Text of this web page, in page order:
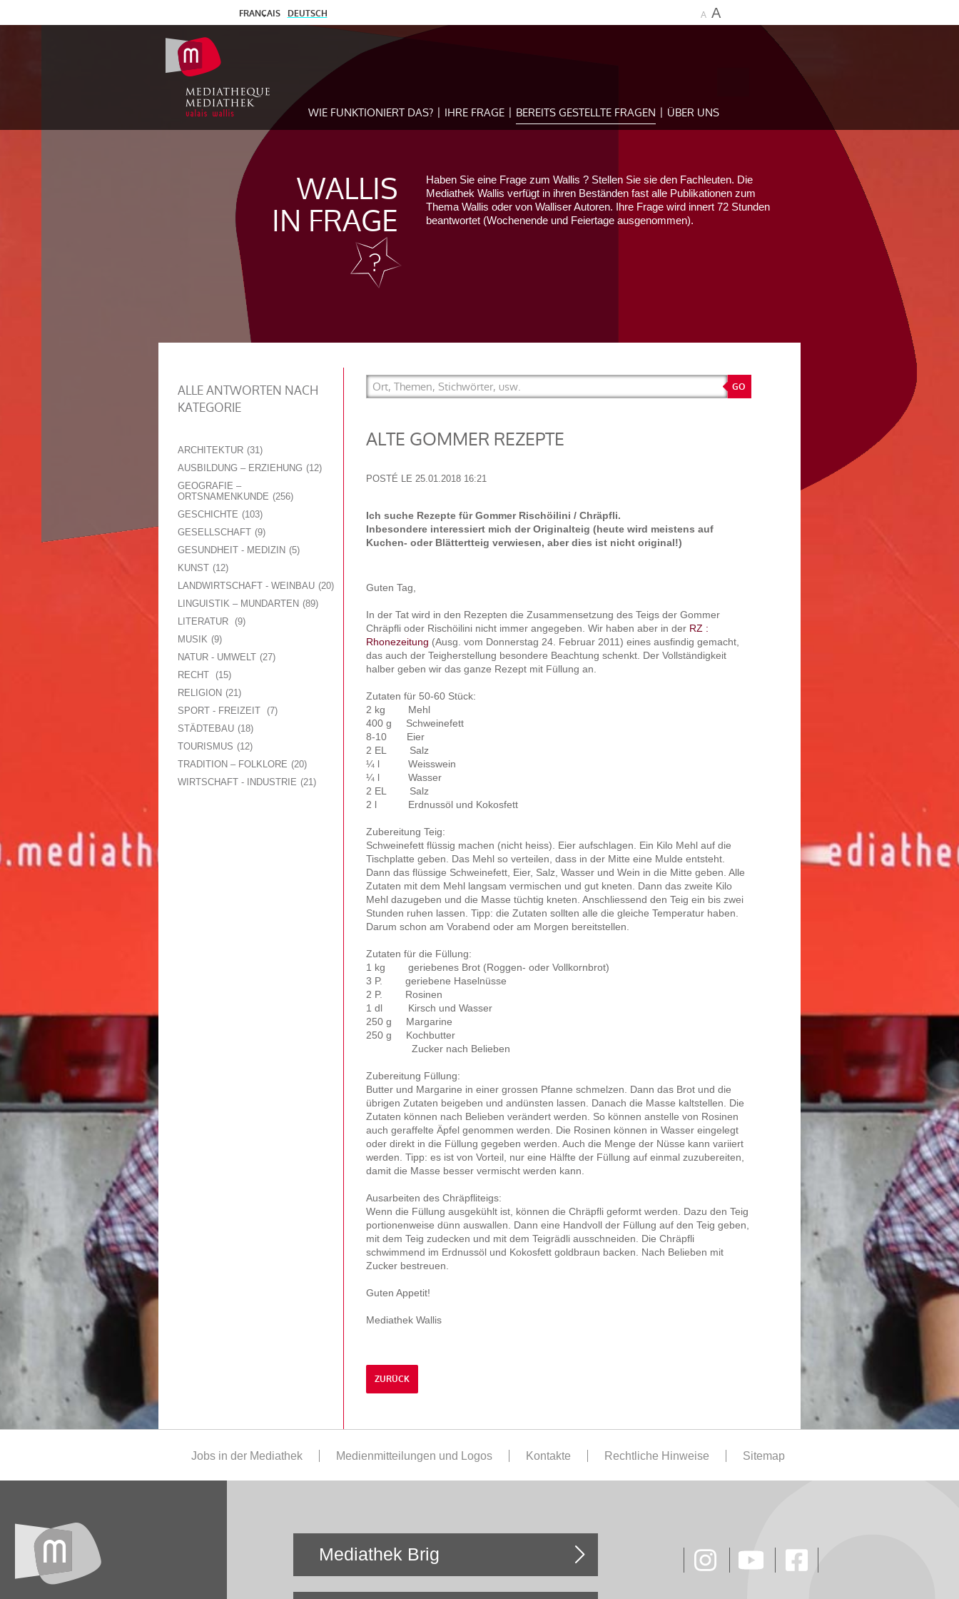
FRANÇAIS DEUTSCH A A
WIE FUNKTIONIERT DAS? IHRE FRAGE BEREITS GESTELLTE FRAGEN ÜBER UNS
WALLIS
IN FRAGE
Haben Sie eine Frage zum Wallis ? Stellen Sie sie den Fachleuten. Die
Mediathek Wallis verfügt in ihren Beständen fast alle Publikationen zum
Thema Wallis oder von Walliser Autoren. Ihre Frage wird innert 72 Stunden
beantwortet (Wochenende und Feiertage ausgenommen).
ALLE ANTWORTEN NACH
KATEGORIE
ARCHITEKTUR 31
AUSBILDUNG – ERZIEHUNG
12
GEOGRAFIE –
ORTSNAMENKUNDE
256
GESCHICHTE
103
GESELLSCHAFT 9
GESUNDHEIT - MEDIZIN
5
KUNST 12
LANDWIRTSCHAFT - WEINBAU 20
LINGUISTIK – MUNDARTEN
89
LITERATUR
9
MUSIK 9
NATUR - UMWELT 27
RECHT
15
RELIGION
21
SPORT - FREIZEIT
7
STÄDTEBAU 18
TOURISMUS
12
TRADITION – FOLKLORE
20
WIRTSCHAFT - INDUSTRIE
21
ALTE GOMMER REZEPTE
POSTÉ LE 25.01.2018 16:21
Ich suche Rezepte für Gommer Rischöilini / Chräpfli.
Inbesondere interessiert mich der Originalteig (heute wird meistens auf
Kuchen- oder Blättertteig verwiesen, aber dies ist nicht original!)
Guten Tag,
In der Tat wird in den Rezepten die Zusammensetzung des Teigs der Gommer
Chräpfli oder Rischöilini nicht immer angegeben. Wir haben aber in der RZ :
Rhonezeitung (Ausg. vom Donnerstag 24. Februar 2011) eines ausfindig gemacht,
das auch der Teigherstellung besondere Beachtung schenkt. Der Vollständigkeit
halber geben wir das ganze Rezept mit Füllung an.
Zutaten für 50-60 Stück:
2 kg Mehl
400 g Schweinefett
8-10 Eier
2 EL Salz
¼ l Weisswein
¼ l Wasser
2 EL Salz
2 l Erdnussöl und Kokosfett
Zubereitung Teig:
Schweinefett flüssig machen (nicht heiss). Eier aufschlagen. Ein Kilo Mehl auf die
Tischplatte geben. Das Mehl so verteilen, dass in der Mitte eine Mulde entsteht.
Dann das flüssige Schweinefett, Eier, Salz, Wasser und Wein in die Mitte geben. Alle
Zutaten mit dem Mehl langsam vermischen und gut kneten. Dann das zweite Kilo
Mehl dazugeben und die Masse tüchtig kneten. Anschliessend den Teig ein bis zwei
Stunden ruhen lassen. Tipp: die Zutaten sollten alle die gleiche Temperatur haben.
Darum schon am Vorabend oder am Morgen bereitstellen.
Zutaten für die Füllung:
1 kg geriebenes Brot (Roggen- oder Vollkornbrot)
3 P. geriebene Haselnüsse
2 P. Rosinen
1 dl Kirsch und Wasser
250 g Margarine
250 g Kochbutter
Zucker nach Belieben
Zubereitung Füllung:
Butter und Margarine in einer grossen Pfanne schmelzen. Dann das Brot und die
übrigen Zutaten beigeben und andünsten lassen. Danach die Masse kaltstellen. Die
Zutaten können nach Belieben verändert werden. So können anstelle von Rosinen
auch geraffelte Äpfel genommen werden. Die Rosinen können in Wasser eingelegt
oder direkt in die Füllung gegeben werden. Auch die Menge der Nüsse kann variiert
werden. Tipp: es ist von Vorteil, nur eine Hälfte der Füllung auf einmal zuzubereiten,
damit die Masse besser vermischt werden kann.
Ausarbeiten des Chräpfliteigs:
Wenn die Füllung ausgekühlt ist, können die Chräpfli geformt werden. Dazu den Teig
portionenweise dünn auswallen. Dann eine Handvoll der Füllung auf den Teig geben,
mit dem Teig zudecken und mit dem Teigrädli ausschneiden. Die Chräpfli
schwimmend im Erdnussöl und Kokosfett goldbraun backen. Nach Belieben mit
Zucker bestreuen.
Guten Appetit!
Mediathek Wallis
ZURÜCK
Jobs in der Mediathek Medienmitteilungen und Logos Kontakte Rechtliche Hinweise Sitemap
Mediathek Brig